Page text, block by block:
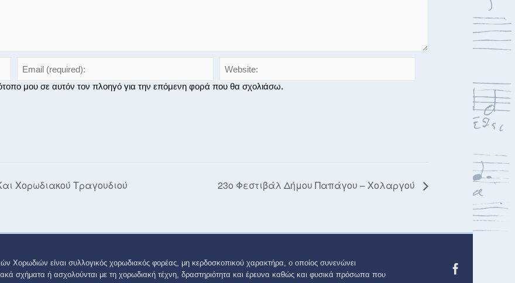
μου σε αυτόν τον πλοηγό για την επόμενη φορά που θα σχολιάσω.
Χορωδιακού Τραγουδιού 23ο Φεστιβάλ Δήμου Παπάγου – Χολαργού
είναι συλλογικός χορωδιακός φορέας, μη κερδοσκοπικού χαρακτήρα, ο οποίος συνενώνει
σχήματα ή ασχολούνται με τη χορωδιακή τέχνη, δραστηριότητα και έρευνα καθώς και φυσικά πρόσωπα που